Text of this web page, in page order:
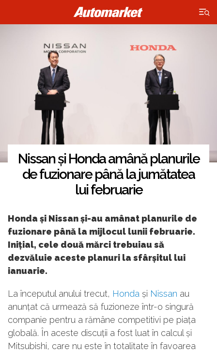
×
Nissan și Honda amână planurile
de fuzionare până la jumătatea
lui februarie
Honda și Nissan și-au amânat planurile de
fuzionare până la mijlocul lunii februarie.
Inițial, cele două mărci trebuiau să
dezvăluie aceste planuri la sfârșitul lui
ianuarie.
La începutul anului trecut, Honda și Nissan au
anunțat că urmează să fuzioneze într-o singură
companie pentru a rămâne competitivi pe piața
globală. În aceste discuții a fost luat în calcul și
Mitsubishi, care nu este în totalitate în favoarea